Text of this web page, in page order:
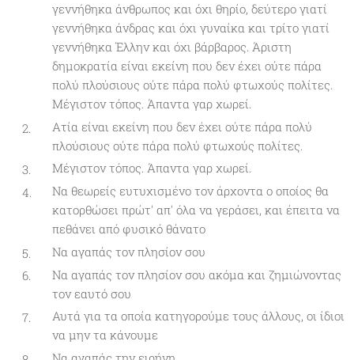
γεννήθηκα άνθρωπος και όχι θηρίο, δεύτερο γιατί
γεννήθηκα άνδρας και όχι γυναίκα και τρίτο γιατί
γεννήθηκα Έλλην και όχι βάρβαρος. Άριστη
δημοκρατία είναι εκείνη που δεν έχει ούτε πάρα
πολύ πλούσιους ούτε πάρα πολύ φτωχούς πολίτες.
Μέγιστον τόπος. Άπαντα γαρ χωρεί.
Ατία είναι εκείνη που δεν έχει ούτε πάρα πολύ
πλούσιους ούτε πάρα πολύ φτωχούς πολίτες.
Μέγιστον τόπος. Άπαντα γαρ χωρεί.
Να θεωρείς ευτυχισμένο τον άρχοντα ο οποίος θα
κατορθώσει πρώτ' απ' όλα να γεράσει, και έπειτα να
πεθάνει από φυσικό θάνατο
Να αγαπάς τον πλησίον σου
Να αγαπάς τον πλησίον σου ακόμα και ζημιώνοντας
τον εαυτό σου
Αυτά για τα οποία κατηγορούμε τους άλλους, οι ίδιοι
να μην τα κάνουμε